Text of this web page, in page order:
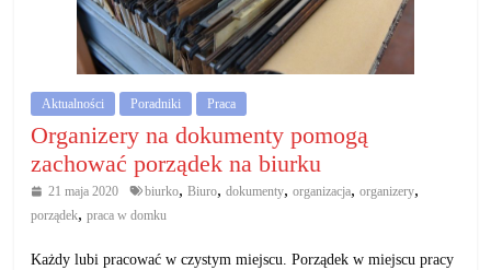
Aktualności Poradniki Praca
Organizery na dokumenty pomogą
zachować porządek na biurku
21 maja 2020 biurko, Biuro, dokumenty, organizacja, organizery,
porządek,praca w domku
Każdy lubi pracować w czystym miejscu. Porządek w miejscu pracy